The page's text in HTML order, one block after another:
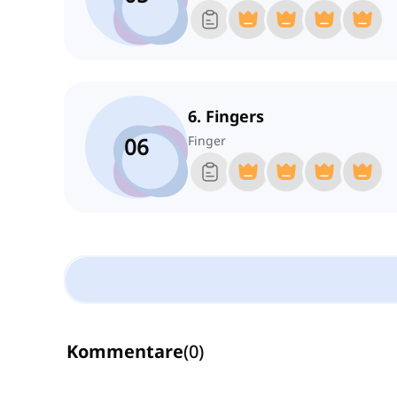
06
6. Fingers
Finger
Kommentare(0)